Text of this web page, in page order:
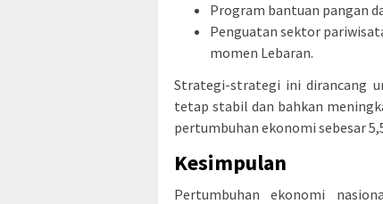
Program bantuan pangan
Penguatan sektor
momen Lebaran.
Strategi-strategi ini dirancang
tetap stabil dan bahkan
pertumbuhan ekonomi sebesar
Kesimpulan
Pertumbuhan ekonomi